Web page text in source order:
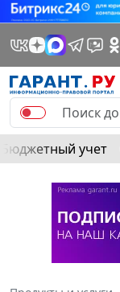
Бюджетный учет